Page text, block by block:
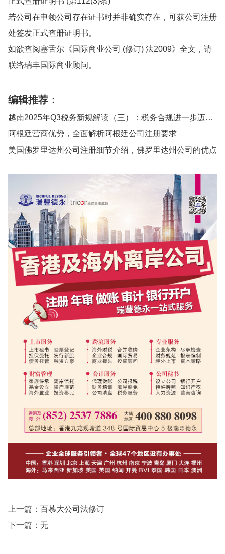
若公司在申领公司存在证书时并非确实存在，可获公司注册
处签发正式查册证明书。
如欲查阅塞舌尔《国际商业公司 (修订) 法2009》全文，请
联络瑞丰国际商业顾问。
编辑推荐：
越南2025年Q3税务新规解读（三）：税务合规进一步迈向全流程数字化监管
阿根廷营商优势，全面解析阿根廷公司注册要求
美国佛罗里达州公司注册细节介绍，佛罗里达州公司的优点
上一篇： 百慕大公司法修订
下一篇：无